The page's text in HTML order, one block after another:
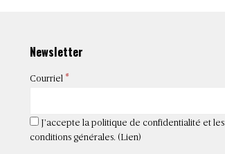
Newsletter
Courriel *
J’accepte la politique de confidentialité et les
conditions générales. (Lien)